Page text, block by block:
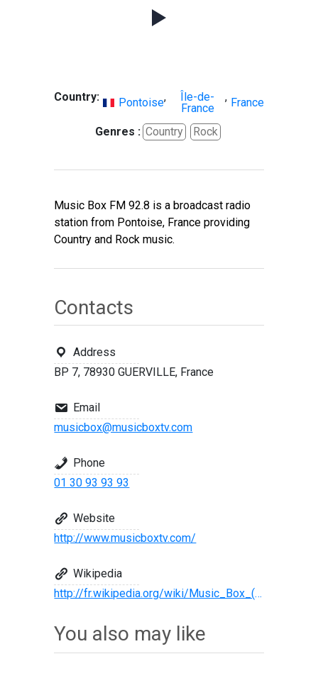
Country: Pontoise,
Île-de-
France
, France
Genres : Country Rock
Music Box FM 92.8 is a broadcast radio
station from Pontoise, France providing
Country and Rock music.
Contacts
Address
BP 7, 78930 GUERVILLE, France
Email
musicbox@musicboxtv.com
Phone
01 30 93 93 93
Website
http://www.musicboxtv.com/
Wikipedia
http://fr.wikipedia.org/wiki/Music_Box_(Radio)
You also may like